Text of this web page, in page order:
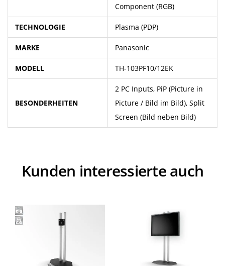
Component (RGB)
TECHNOLOGIE Plasma (PDP)
MARKE Panasonic
MODELL TH-103PF10/12EK
BESONDERHEITEN
2 PC Inputs, PiP (Picture in
Picture / Bild im Bild), Split
Screen (Bild neben Bild)
Kunden interessierte auch